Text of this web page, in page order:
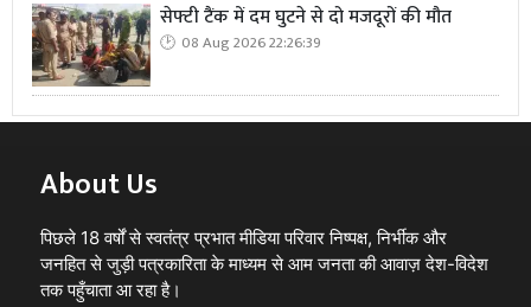
सेफ्टी टैंक में दम घुटने से दो मजदूरों की मौत
08 Aug 2026 22:26:39
About Us
पिछले 18 वर्षों से स्वतंत्र प्रभात मीडिया परिवार निष्पक्ष, निर्भीक और
जनहित से जुड़ी पत्रकारिता के माध्यम से आम जनता की आवाज़ देश-विदेश
तक पहुँचाता आ रहा है।